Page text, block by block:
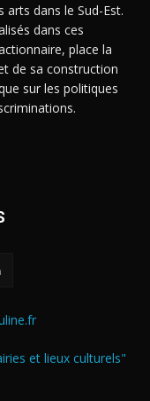
dans le Sud-Est.
dans ces
place la
de sa construction
sur les politiques
et lieux culturels"